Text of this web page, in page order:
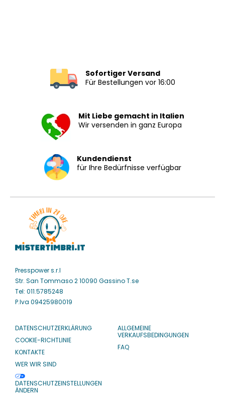
Sofortiger Versand
Für Bestellungen vor 16:00
Mit Liebe gemacht in Italien
Wir versenden in ganz Europa
Kundendienst
für Ihre Bedürfnisse verfügbar
Presspower s.r.l
Str. San Tommaso 2 10090 Gassino T.se
Tel: 011.5785248
P.Iva 09425980019
DATENSCHUTZERKLÄRUNG
COOKIE-RICHTLINIE
KONTAKTE
WER WIR SIND
DATENSCHUTZEINSTELLUNGEN
ÄNDERN
ALLGEMEINE
VERKAUFSBEDINGUNGEN
FAQ